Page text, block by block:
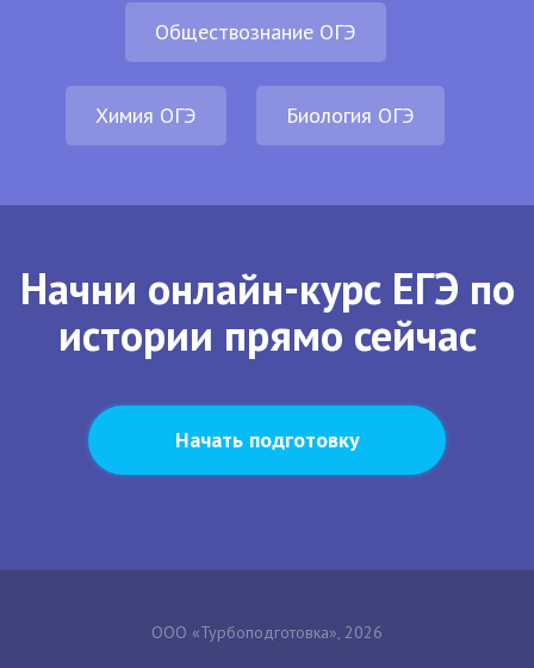
Обществознание ОГЭ
Химия ОГЭ Биология ОГЭ
Начни онлайн-курс ЕГЭ по
истории прямо сейчас
Начать подготовку
ООО «Турбоподготовка», 2026